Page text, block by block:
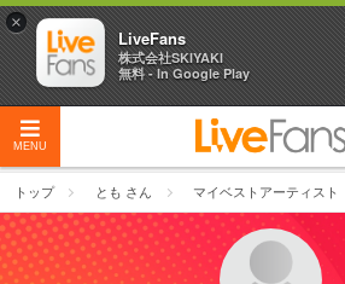
MENU
トップ とも さん マイベストアーティスト
×
LiveFans
株式会社SKIYAKI
無料 - In Google Play